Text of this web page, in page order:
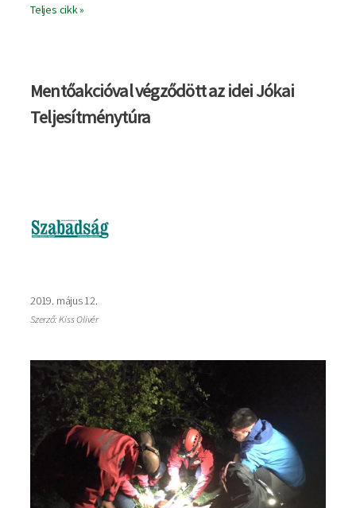
Teljes cikk »
Mentőakcióval végződött az idei Jókai
Teljesítménytúra
2019. május 12.
Szerző: Kiss Olivér